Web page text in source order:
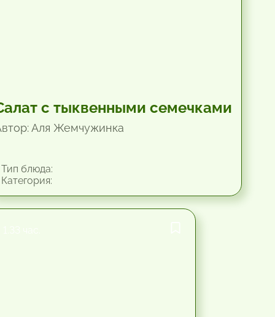
с тыквенными семечками
Аля Жемчужинка
блюда: